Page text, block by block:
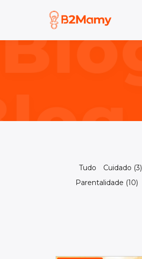
Tudo Cuidado (3)
Parentalidade (10)